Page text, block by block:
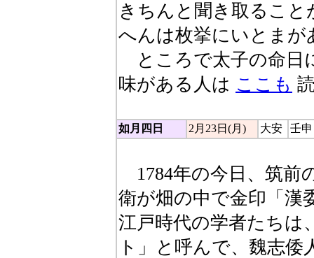
きちんと聞き取るこ
へんは枚挙にいとまが
ところで太子の命日
味がある人は ここも
如月四日 2月23日(月) 大安 壬申
1784年の今日、筑前
衛が畑の中で金印「漢
江戸時代の学者たちは
ト」と呼んで、魏志